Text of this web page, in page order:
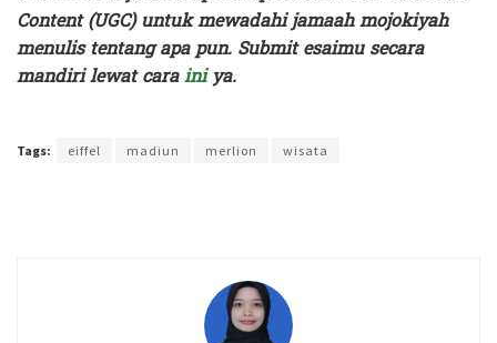
Content (UGC) untuk mewadahi jamaah mojokiyah
menulis tentang apa pun. Submit esaimu secara
mandiri lewat carainiya.
Tags: eiffel madiun merlion wisata